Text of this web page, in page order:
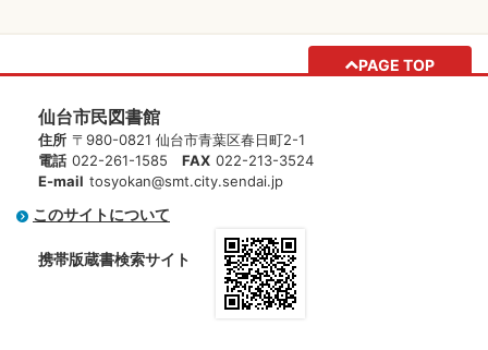
PAGE TOP
仙台市民図書館
住所 〒980-0821 仙台市青葉区春日町2-1
電話 022-261-1585 FAX 022-213-3524
E-mail tosyokan@smt.city.sendai.jp
このサイトについて
携帯版蔵書検索サイト